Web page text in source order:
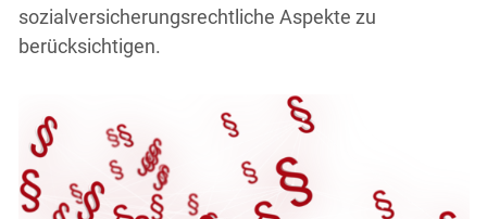
sozialversicherungsrechtliche Aspekte zu
berücksichtigen.